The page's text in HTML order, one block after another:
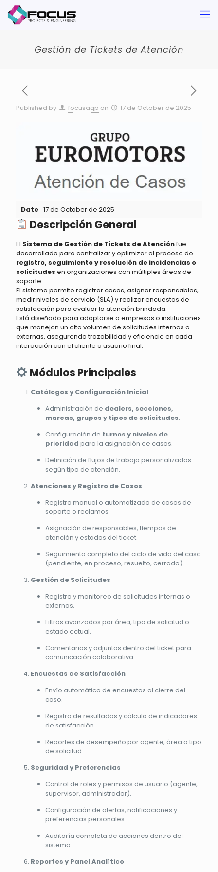
Gestión de Tickets de Atención
Published by focusaqp on 17 de October de 2025
Date 17 de October de 2025
Descripción General
El Sistema de Gestión de Tickets de Atenciónfue
desarrollado para centralizar y optimizar el proceso de
registro, seguimiento y resolución de incidencias o
solicitudes en organizaciones con múltiples áreas de
soporte.
El sistema permite registrar casos, asignar responsables,
medir niveles de servicio (SLA) y realizar encuestas de
satisfacción para evaluar la atención brindada.
Está diseñado para adaptarse a empresas o instituciones
que manejan un alto volumen de solicitudes internas o
externas, asegurando trazabilidad y eficiencia en cada
interacción con el cliente o usuario final.
Módulos Principales
Catálogos y Configuración Inicial
Administración de dealers, secciones,
marcas, grupos y tipos de solicitudes.
Configuración de turnos y niveles de
prioridad para la asignación de casos.
Definición de flujos de trabajo personalizados
según tipo de atención.
Atenciones y Registro de Casos
Registro manual o automatizado de casos de
soporte o reclamos.
Asignación de responsables, tiempos de
atención y estados del ticket.
Seguimiento completo del ciclo de vida del caso
(pendiente, en proceso, resuelto, cerrado).
Gestión de Solicitudes
Registro y monitoreo de solicitudes internas o
externas.
Filtros avanzados por área, tipo de solicitud o
estado actual.
Comentarios y adjuntos dentro del ticket para
comunicación colaborativa.
Encuestas de Satisfacción
Envío automático de encuestas al cierre del
caso.
Registro de resultados y cálculo de indicadores
de satisfacción.
Reportes de desempeño por agente, área o tipo
de solicitud.
Seguridad y Preferencias
Control de roles y permisos de usuario (agente,
supervisor, administrador).
Configuración de alertas, notificaciones y
preferencias personales.
Auditoría completa de acciones dentro del
sistema.
Reportes y Panel Analítico